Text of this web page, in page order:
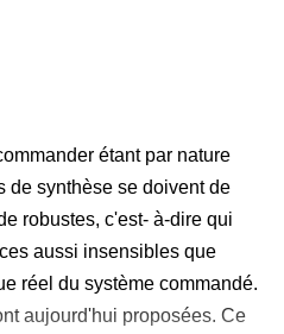
étant par nature
de synthèse se doivent de
robustes, c'est- à-dire qui
aussi insensibles que
réel du système commandé.
aujourd'hui proposées. Ce